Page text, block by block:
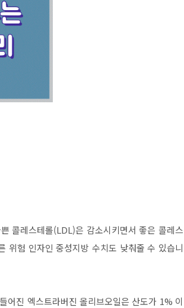
콜레스테롤(LDL)은 감소시키면서 좋은 콜레스
위험 인자인 중성지방 수치도 낮춰줄 수 있습니
어진 엑스트라버진 올리브오일은 산도가 1% 이